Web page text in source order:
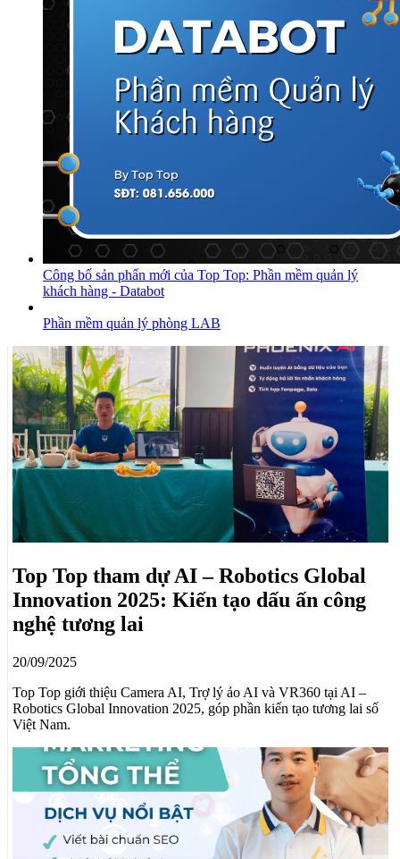
Công bố sản phẩn mới của Top Top: Phần mềm quản lý
khách hàng - Databot
Phần mềm quản lý phòng LAB
Top Top tham dự AI – Robotics Global
Innovation 2025: Kiến tạo dấu ấn công
nghệ tương lai
20/09/2025
Top Top giới thiệu Camera AI, Trợ lý ảo AI và VR360 tại AI –
Robotics Global Innovation 2025, góp phần kiến tạo tương lai số
Việt Nam.